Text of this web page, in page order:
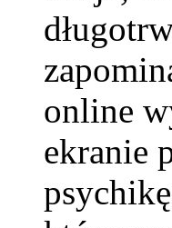
online
ekranie